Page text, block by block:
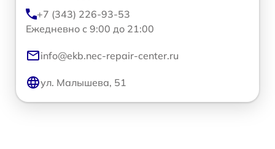
+7 (343) 226-93-53
Ежедневно с 9:00 до 21:00
info@ekb.nec-repair-center.ru
ул. Малышева, 51